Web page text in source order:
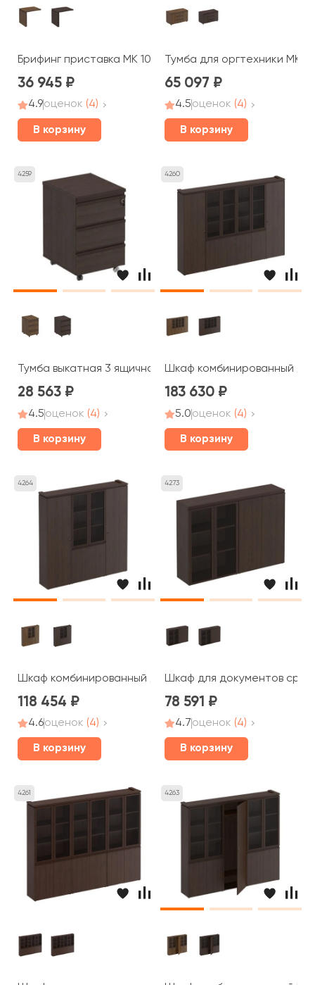
Брифинг приставка МК 106 ДА Mark
36 945
4.9оценок (4)
В корзину
Тумба для оргтехники МК
65 097
4.5оценок (4)
В корзину
4259
Тумба выкатная 3 ящичная с центральным замком МК
28 563
4.5оценок (4)
В корзину
4260
Шкаф комбинированный
183 630
5.0оценок (4)
В корзину
4264
Шкаф комбинированный для документов узкий со
118 454
4.6оценок (4)
В корзину
4273
Шкаф для документов
78 591
4.7оценок (4)
В корзину
4261 4263